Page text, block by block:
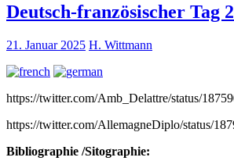
Deutsch-französischer Tag
21. Januar 2025 H. Wittmann
https://twitter.com/Amb_Delattre/status/
https://twitter.com/AllemagneDiplo/status/
Bibliographie /Sitographie: